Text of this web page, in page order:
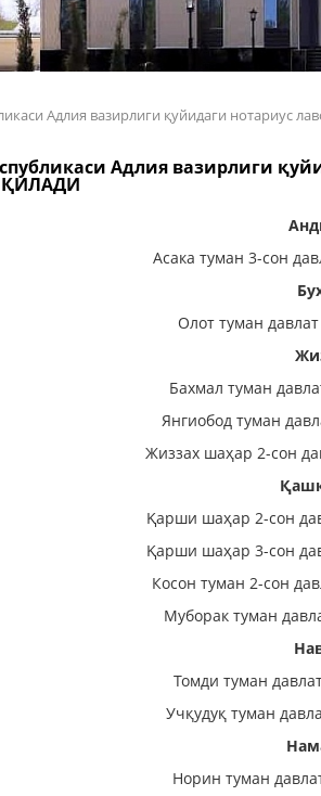
Адлия вазирлиги қуйидаги
Адлия вазирлиги
Асака туман 3-сон
Олот туман
Бахмал туман
Янгиобод туман
Жиззах шаҳар 2-сон
Қарши шаҳар 2-сон
Қарши шаҳар 3-сон
Косон туман 2-сон
Муборак туман
Томди туман
Учқудуқ туман
Норин туман